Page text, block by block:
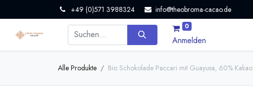
+49 (0)571 3988324 info@theobroma-cacao.de
0
Anmelden
Alle Produkte Bio Schokolade Paccari mit Guayusa, 60% Kakao